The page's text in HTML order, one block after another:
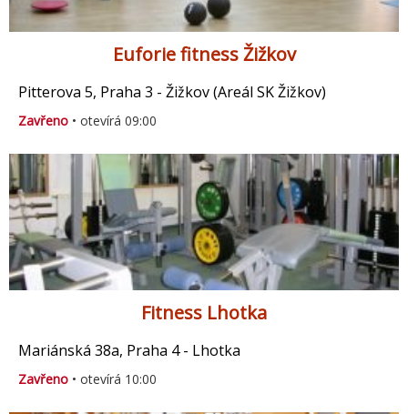
Euforie fitness Žižkov
Pitterova 5, Praha 3 - Žižkov (Areál SK Žižkov)
Zavřeno • otevírá 09:00
Fitness Lhotka
Mariánská 38a, Praha 4 - Lhotka
Zavřeno • otevírá 10:00